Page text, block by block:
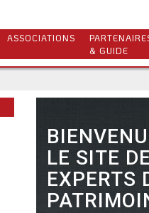
ASSOCIATIONS
& GUIDE
LE SITE
EXPERTS